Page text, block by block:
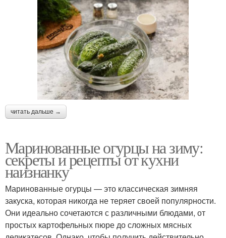
читать дальше →
Маринованные огурцы на зиму:
секреты и рецепты от кухни
наизнанку
Маринованные огурцы — это классическая зимняя
закуска, которая никогда не теряет своей популярности.
Они идеально сочетаются с различными блюдами, от
простых картофельных пюре до сложных мясных